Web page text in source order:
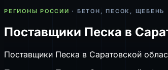
РЕГИОНЫ РОССИИ · БЕТОН, ПЕСОК, ЩЕБЕНЬ
Поставщики Песка в
Поставщики Песка в Саратовской